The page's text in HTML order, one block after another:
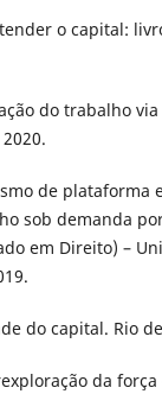
o capital:
do trabalho
de
sob demanda
em Direito) –
do capital. Rio
da